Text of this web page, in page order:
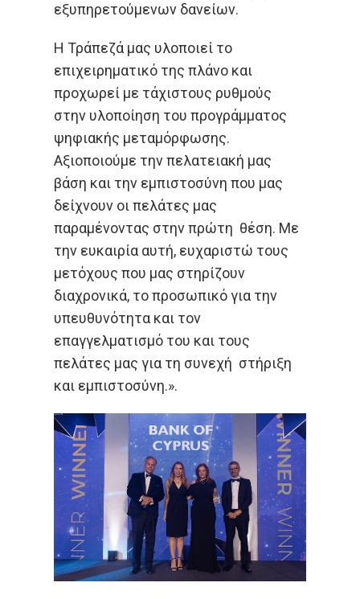
εξυπηρετούμενων δανείων.
Η Τράπεζά μας υλοποιεί το
επιχειρηματικό της πλάνο και
προχωρεί με τάχιστους ρυθμούς
στην υλοποίηση του προγράμματος
ψηφιακής μεταμόρφωσης.
Αξιοποιούμε την πελατειακή μας
βάση και την εμπιστοσύνη που μας
δείχνουν οι πελάτες μας
παραμένοντας στην πρώτη θέση. Με
την ευκαιρία αυτή, ευχαριστώ τους
μετόχους που μας στηρίζουν
διαχρονικά, το προσωπικό για την
υπευθυνότητα και τον
επαγγελματισμό του και τους
πελάτες μας για τη συνεχή στήριξη
και εμπιστοσύνη.».